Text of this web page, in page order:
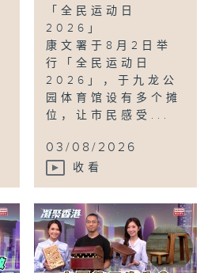
「全民运动日
2026」
康文署于8月2日举
行「全民运动日
2026」，于九龙公
园体育馆设有多个摊
位，让市民感受...
03/08/2026
收看